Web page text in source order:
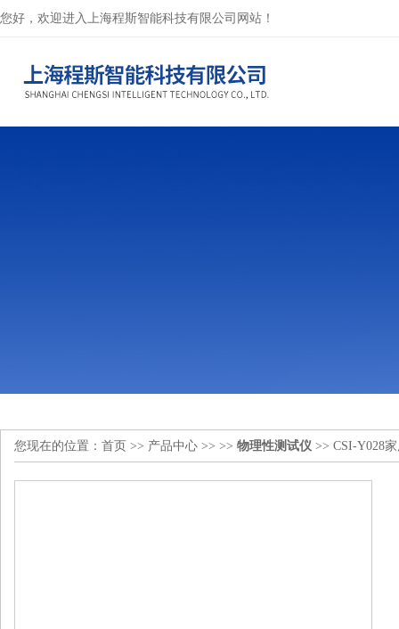
您好，欢迎进入上海程斯智能科技有限公司网站！
您现在的位置： 首页 >> 产品中心 >> >> 物理性测试仪 >> CSI-Y028